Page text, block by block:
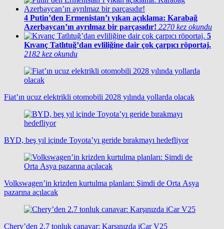
4 Putin’den Ermenistan’ı yıkan açıklama: Karabağ
Azerbaycan’ın ayrılmaz bir parçasıdır! 2270 kez okundu
5
Kıvanç Tatlıtuğ’dan evliliğine dair çok çarpıcı röportaj.
2182 kez okundu
Fiat’ın ucuz elektrikli otomobili 2028 yılında yollarda olacak
BYD, beş yıl içinde Toyota’yı geride bırakmayı hedefliyor
Volkswagen’in krizden kurtulma planları: Şimdi de Orta Asya
pazarına açılacak
Chery’den 2.7 tonluk canavar: Karşınızda iCar V25